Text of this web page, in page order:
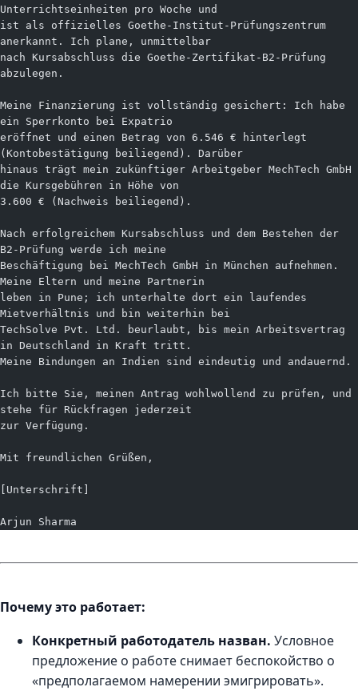
Unterrichtseinheiten pro Woche und
ist als offizielles Goethe-Institut-Prüfungszentrum
anerkannt. Ich plane, unmittelbar
nach Kursabschluss die Goethe-Zertifikat-B2-Prüfung
abzulegen.
Meine Finanzierung ist vollständig gesichert: Ich habe
ein Sperrkonto bei Expatrio
eröffnet und einen Betrag von 6.546 € hinterlegt
(Kontobestätigung beiliegend). Darüber
hinaus trägt mein zukünftiger Arbeitgeber MechTech GmbH
die Kursgebühren in Höhe von
3.600 € (Nachweis beiliegend).
Nach erfolgreichem Kursabschluss und dem Bestehen der
B2-Prüfung werde ich meine
Beschäftigung bei MechTech GmbH in München aufnehmen.
Meine Eltern und meine Partnerin
leben in Pune; ich unterhalte dort ein laufendes
Mietverhältnis und bin weiterhin bei
TechSolve Pvt. Ltd. beurlaubt, bis mein Arbeitsvertrag
in Deutschland in Kraft tritt.
Meine Bindungen an Indien sind eindeutig und andauernd.
Ich bitte Sie, meinen Antrag wohlwollend zu prüfen, und
stehe für Rückfragen jederzeit
zur Verfügung.
Mit freundlichen Grüßen,
[Unterschrift]
Arjun Sharma
Почему это работает:
Конкретный работодатель назван. Условное
предложение о работе снимает беспокойство о
«предполагаемом намерении эмигрировать».